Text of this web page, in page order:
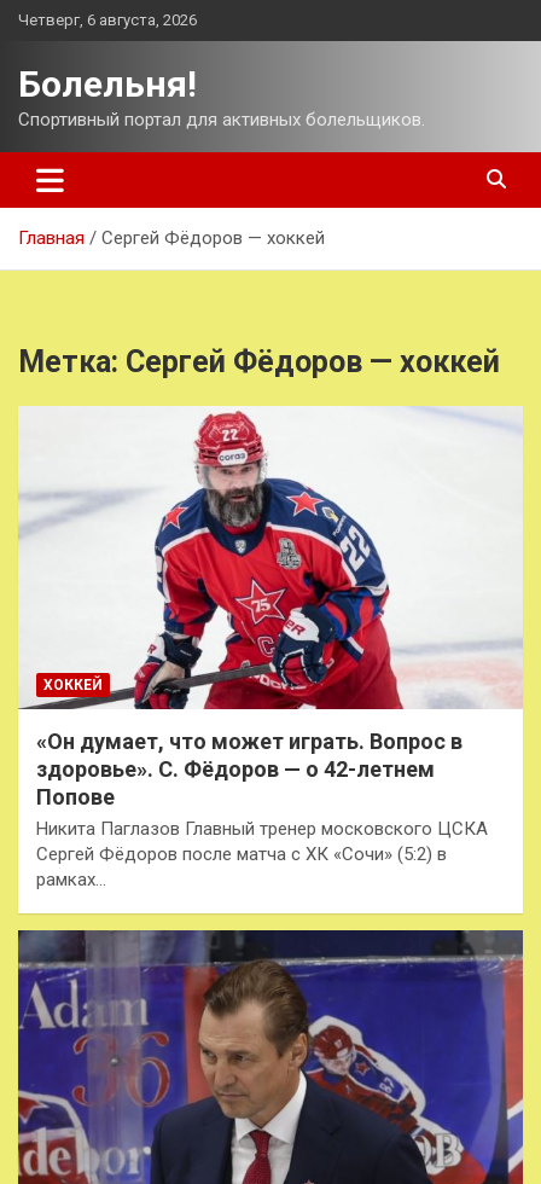
Перейти
Четверг, 6 августа, 2026
Болельня!
Спортивный портал для активных болельщиков.
Главная Сергей Фёдоров — хоккей
Метка: Сергей Фёдоров — хоккей
ХОККЕЙ
«Он думает, что может играть. Вопрос в
здоровье». С. Фёдоров — о 42-летнем
Попове
Никита Паглазов Главный тренер московского ЦСКА
Сергей Фёдоров после матча с ХК «Сочи» (5:2) в
рамках…